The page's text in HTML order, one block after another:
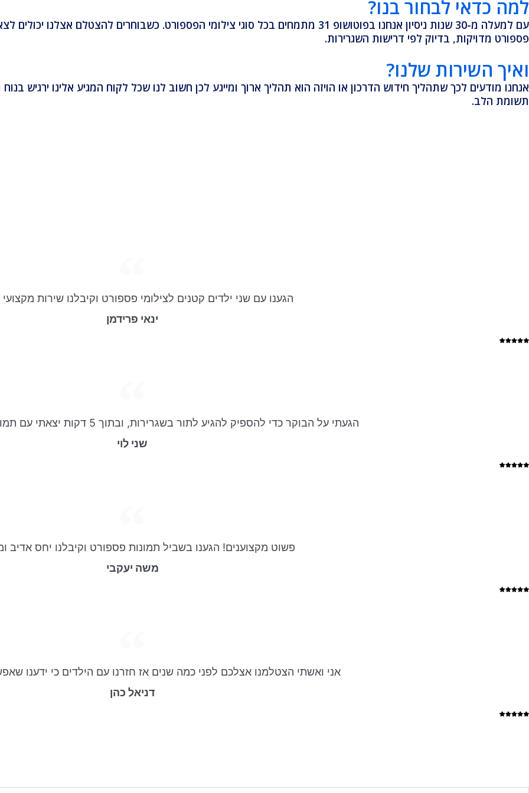
למה כדאי לבחור בנו?
עם למעלה מ-30 שנות ניסיון אנחנו בפוטושופ 31 מתמחים בכל סוגי צילומי הפספורט. כשבוחרים
פספורט מדויקות, בדיוק לפי דרישות השגרירות.
ואיך השירות שלנו?
אנחנו מודעים לכך שתהליך חידוש הדרכון או הויזה הוא תהליך ארוך ומייגע לכן חשוב לנו שכל לקוח המגיע אלינו ירגיש
תשומת הלב.
הגענו עם שני ילדים קטנים לצילומי פספורט וקיבלנו שירות מקצועי
ינאי פרידמן
הגעתי על הבוקר כדי להספיק להגיע לתור בשגרירות, ובתוך 5 דקות יצאתי עם תמונת פספורט מושלמת.
שני לוי
פשוט מקצוענים! הגענו בשביל תמונות פספורט וקיבלנו יחס אדיב
משה יעקבי​
אני ואשתי הצטלמנו אצלכם לפני כמה שנים אז חזרנו עם הילדים כי ידענו
דניאל כהן